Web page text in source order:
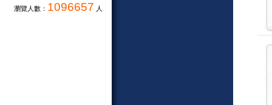
瀏覽人數： 1096657 人